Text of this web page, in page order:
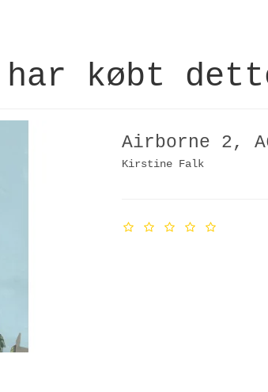
har købt
Airborne 2,
Kirstine Falk